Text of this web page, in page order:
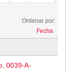
Ordenar por:
Fecha
0039-A-